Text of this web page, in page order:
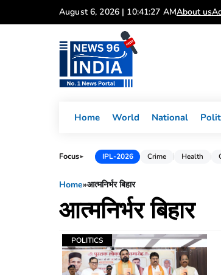
to
August 6, 2026 | 10:41:27 AMAbout us
Home World National
Focus► IPL-2026 Crime Health
Home»आत्मनिर्भर बिहार
आत्मनिर्भर बिहार
POLITICS